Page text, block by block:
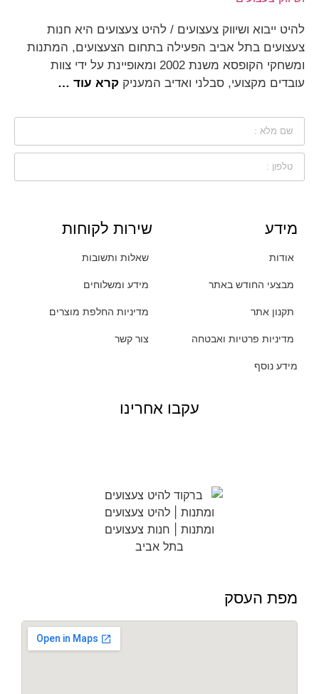
להיט ייבוא ושיווק צעצועים / להיט צעצועים היא חנות
צעצועים בתל אביב הפעילה בתחום הצעצועים, המתנות
ומשחקי הקופסא משנת 2002 ומאופיינת על ידי צוות
עובדים מקצועי, סבלני ואדיב המעניק קרא עוד …
מידע
אודות
מבצעי החודש באתר
תקנון אתר
מדיניות פרטיות ואבטחה
מידע נוסף
שירות לקוחות
שאלות ותשובות
מידע ומשלוחים
מדיניות החלפת מוצרים
צור קשר
עקבו אחרינו
מפת העסק